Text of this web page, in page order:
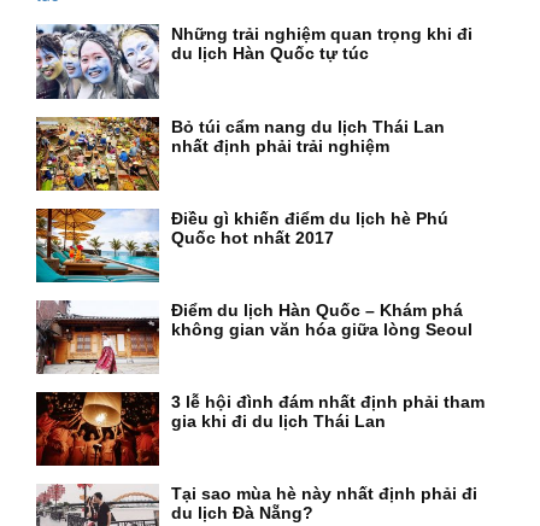
Những trải nghiệm quan trọng khi đi
du lịch Hàn Quốc tự túc
Bỏ túi cẩm nang du lịch Thái Lan
nhất định phải trải nghiệm
Điều gì khiến điểm du lịch hè Phú
Quốc hot nhất 2017
Điểm du lịch Hàn Quốc – Khám phá
không gian văn hóa giữa lòng Seoul
3 lễ hội đình đám nhất định phải tham
gia khi đi du lịch Thái Lan
Tại sao mùa hè này nhất định phải đi
du lịch Đà Nẵng?